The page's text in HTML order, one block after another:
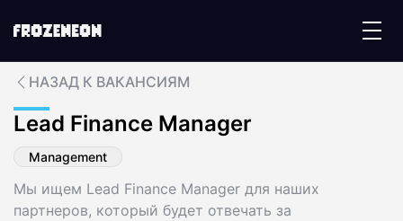
НАЗАД К ВАКАНСИЯМ
Lead Finance Manager
Management
Мы ищем Lead Finance Manager для наших
партнеров, который будет отвечать за